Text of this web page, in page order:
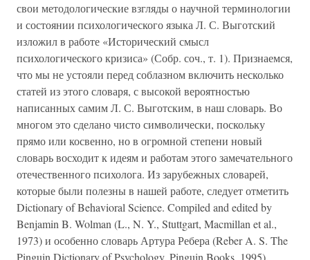
свои методологические взгляды о научной терминологии
и состоянии психологического языка Л. С. Выготский
изложил в работе «Исторический смысл
психологического кризиса» (Собр. соч., т. 1). Признаемся,
что мы не устояли перед соблазном включить несколько
статей из этого словаря, с высокой вероятностью
написанных самим Л. С. Выготским, в наш словарь. Во
многом это сделано чисто символически, поскольку
прямо или косвенно, но в огромной степени новый
словарь восходит к идеям и работам этого замечательного
отечественного психолога. Из зарубежных словарей,
которые были полезны в нашей работе, следует отметить
Dictionary of Behavioral Science. Compiled and edited by
Benjamin B. Wolman (L., N. Y., Stuttgart, Macmillan et al.,
1973) и особенно словарь Артура Ребера (Reber A. S. The
Pinguin Dictionary of Psychology. Pinguin Books, 1995).